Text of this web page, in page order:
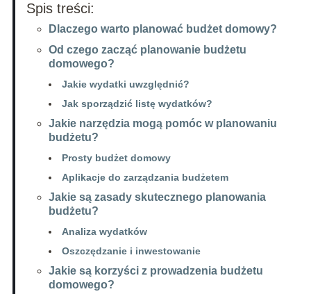
Spis treści:
Dlaczego warto planować budżet domowy?
Od czego zacząć planowanie budżetu
domowego?
Jakie wydatki uwzględnić?
Jak sporządzić listę wydatków?
Jakie narzędzia mogą pomóc w planowaniu
budżetu?
Prosty budżet domowy
Aplikacje do zarządzania budżetem
Jakie są zasady skutecznego planowania
budżetu?
Analiza wydatków
Oszczędzanie i inwestowanie
Jakie są korzyści z prowadzenia budżetu
domowego?